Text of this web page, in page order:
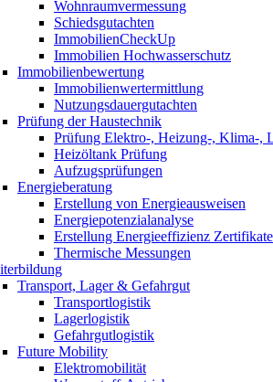
Wohnraumvermessung
Schiedsgutachten
ImmobilienCheckUp
Immobilien Hochwasserschutz
Immobilienbewertung
Immobilienwertermittlung
Nutzungsdauergutachten
Prüfung der Haustechnik
Prüfung Elektro-, Heizung-, Klima-,
Heizöltank Prüfung
Aufzugsprüfungen
Energieberatung
Erstellung von Energieausweisen
Energiepotenzialanalyse
Erstellung Energieeffizienz Zertifikate
Thermische Messungen
Transport, Lager & Gefahrgut
Transportlogistik
Lagerlogistik
Gefahrgutlogistik
Future Mobility
Elektromobilität